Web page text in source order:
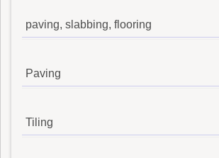
paving, slabbing, flooring
Paving
Tiling